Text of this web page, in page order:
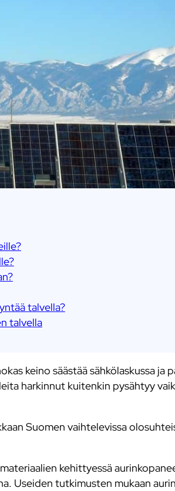
talvella?
talvella
keino säästää sähkölaskussa ja
harkinnut kuitenkin pysähtyy
Suomen vaihtelevissa
kehittyessä
Useiden tutkimusten mukaan